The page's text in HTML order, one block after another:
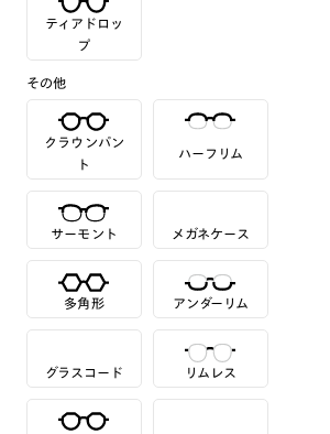
ティアドロッ
プ
その他
クラウンパン
ト
ハーフリム
サーモント メガネケース
多角形 アンダーリム
グラスコード リムレス